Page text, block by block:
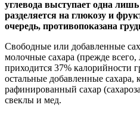
углевода выступает одна
разделяется на глюкозу и
очередь, противопоказана
Свободные или добавленные
молочные сахара (прежде всего,
приходится 37% калорийности
остальные добавленные сахара,
рафинированный сахар
свеклы и мед.